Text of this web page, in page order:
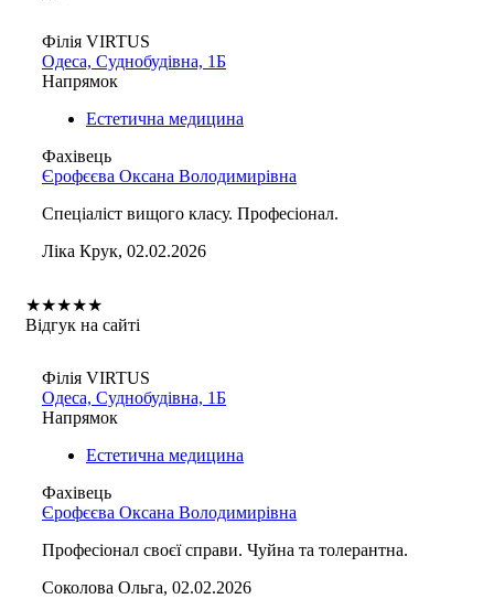
Філія VIRTUS
Одеса, Суднобудівна, 1Б
Напрямок
Естетична медицина
Фахівець
Єрофєєва Оксана Володимирівна
Спеціаліст вищого класу. Професіонал.
Ліка Крук, 02.02.2026
★★★★★
Відгук на сайті
Філія VIRTUS
Одеса, Суднобудівна, 1Б
Напрямок
Естетична медицина
Фахівець
Єрофєєва Оксана Володимирівна
Професіонал своєї справи. Чуйна та толерантна.
Соколова Ольга, 02.02.2026